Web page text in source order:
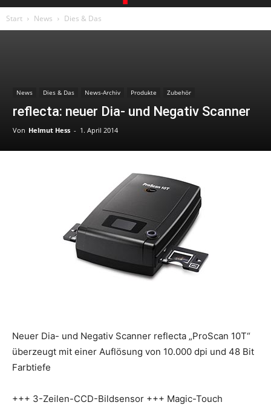
Start News Dies & Das
News Dies & Das News-Archiv Produkte Zubehör
reflecta: neuer Dia- und Negativ Scanner
Von Helmut Hess - 1. April 2014
Neuer Dia- und Negativ Scanner reflecta „ProScan 10T“
überzeugt mit einer Auflösung von 10.000 dpi und 48 Bit
Farbtiefe
+++ 3-Zeilen-CCD-Bildsensor +++ Magic-Touch